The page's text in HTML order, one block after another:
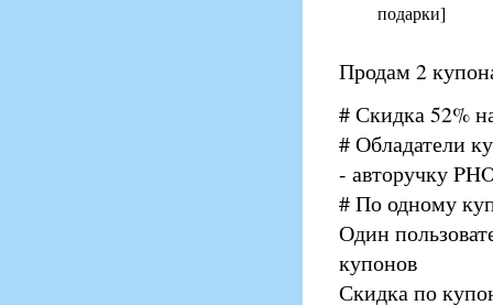
подарки]
Продам 2
# Скидка 52%
# Обладатели
- авторучку
# По одному
Один
купонов
Скидка по